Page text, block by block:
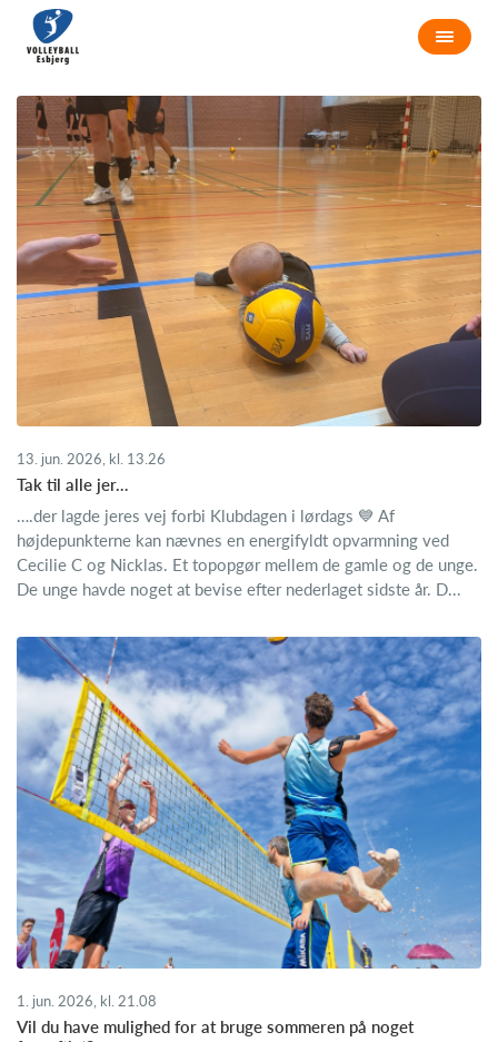
13. jun. 2026, kl. 13.26
Tak til alle jer…
….der lagde jeres vej forbi Klubdagen i lørdags 💙 Af
højdepunkterne kan nævnes en energifyldt opvarmning ved
Cecilie C og Nicklas. Et topopgør mellem de gamle og de unge.
De unge havde noget at bevise efter nederlaget sidste år. D...
1. jun. 2026, kl. 21.08
Vil du have mulighed for at bruge sommeren på noget